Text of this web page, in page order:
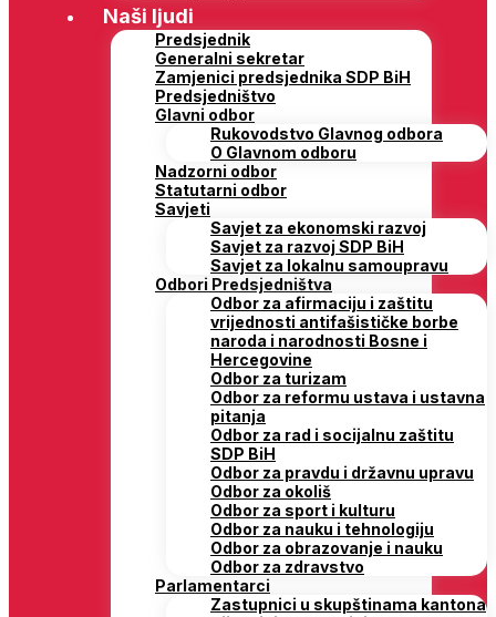
Naši ljudi
Predsjednik
Generalni sekretar
Zamjenici predsjednika SDP BiH
Predsjedništvo
Glavni odbor
Rukovodstvo Glavnog odbora
O Glavnom odboru
Nadzorni odbor
Statutarni odbor
Savjeti
Savjet za ekonomski razvoj
Savjet za razvoj SDP BiH
Savjet za lokalnu samoupravu
Odbori Predsjedništva
Odbor za afirmaciju i zaštitu
vrijednosti antifašističke borbe
naroda i narodnosti Bosne i
Hercegovine
Odbor za turizam
Odbor za reformu ustava i ustavna
pitanja
Odbor za rad i socijalnu zaštitu
SDP BiH
Odbor za pravdu i državnu upravu
Odbor za okoliš
Odbor za sport i kulturu
Odbor za nauku i tehnologiju
Odbor za obrazovanje i nauku
Odbor za zdravstvo
Parlamentarci
Zastupnici u skupštinama kantona